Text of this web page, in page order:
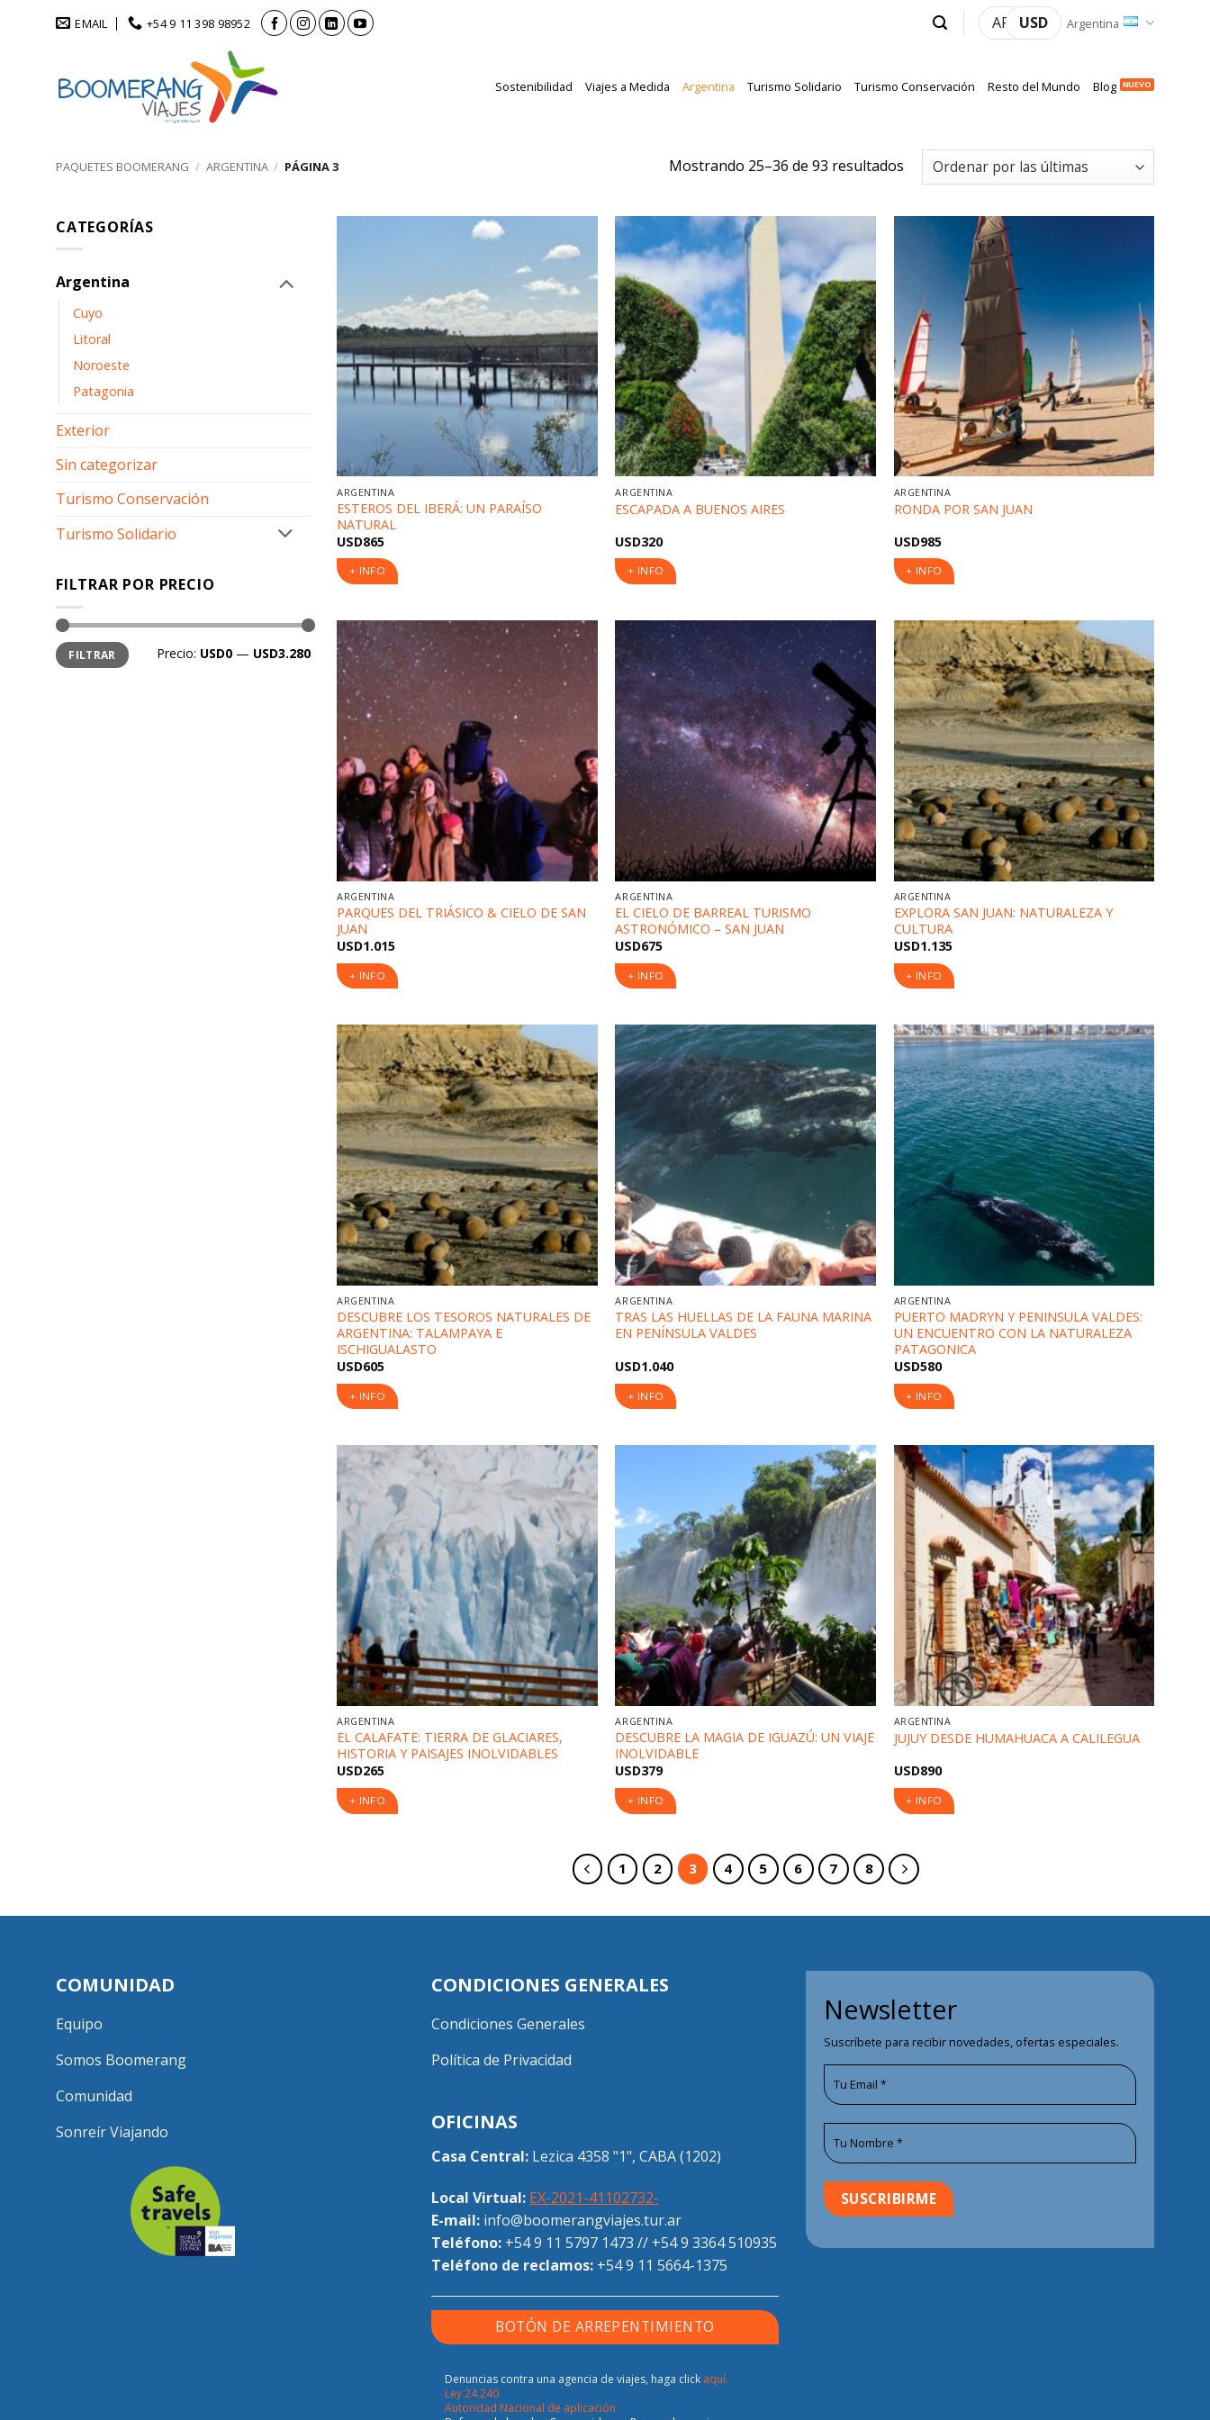
EMAIL +54 9 11 398 98952 ARS USD Argentina
Sostenibilidad Viajes a Medida Argentina Turismo Solidario Turismo Conservación Resto del Mundo Blog
PAQUETES BOOMERANG / ARGENTINA / PÁGINA 3 Mostrando 25–36 de 93 resultadosOrdenado
por
CATEGORÍAS
Argentina
Cuyo
Litoral
Noroeste
Patagonia
Exterior
Sin categorizar
Turismo Conservación
Turismo Solidario
FILTRAR POR PRECIO
Precio
mínimo
Precio
máximo
FILTRAR Precio: USD0— USD3.280
ARGENTINA
ESTEROS DEL IBERÁ: UN PARAÍSO
NATURAL
USD865
+ INFO
ARGENTINA
ESCAPADA A BUENOS AIRES
USD320
+ INFO
ARGENTINA
RONDA POR SAN JUAN
USD985
+ INFO
ARGENTINA
PARQUES DEL TRIÁSICO & CIELO DE SAN
JUAN
USD1.015
+ INFO
ARGENTINA
EL CIELO DE BARREAL TURISMO
ASTRONÓMICO – SAN JUAN
USD675
+ INFO
ARGENTINA
EXPLORA SAN JUAN: NATURALEZA Y
CULTURA
USD1.135
+ INFO
ARGENTINA
DESCUBRE LOS TESOROS NATURALES DE
ARGENTINA: TALAMPAYA E
ISCHIGUALASTO
USD605
+ INFO
ARGENTINA
TRAS LAS HUELLAS DE LA FAUNA MARINA
EN PENÍNSULA VALDES
USD1.040
+ INFO
ARGENTINA
PUERTO MADRYN Y PENINSULA VALDES:
UN ENCUENTRO CON LA NATURALEZA
PATAGONICA
USD580
+ INFO
ARGENTINA
EL CALAFATE: TIERRA DE GLACIARES,
HISTORIA Y PAISAJES INOLVIDABLES
USD265
+ INFO
ARGENTINA
DESCUBRE LA MAGIA DE IGUAZÚ: UN VIAJE
INOLVIDABLE
USD379
+ INFO
ARGENTINA
JUJUY DESDE HUMAHUACA A CALILEGUA
USD890
+ INFO
1 2 3 4 5 6 7 8
COMUNIDAD
Equipo
Somos Boomerang
Comunidad
Sonreír Viajando
CONDICIONES GENERALES
Condiciones Generales
Política de Privacidad
OFICINAS
Casa Central:Lezica 4358 "1", CABA (1202)
Local Virtual: EX-2021-41102732-
E-mail:info@boomerangviajes.tur.ar
Teléfono: +54 9 11 5797 1473 // +54 9 3364 510935
Teléfono de reclamos: +54 9 11 5664-1375
BOTÓN DE ARREPENTIMIENTO
Denuncias contra una agencia de viajes, haga click aquí.
Ley 24.240
Autoridad Nacional de aplicación
Newsletter
Suscríbete para recibir novedades, ofertas especiales.